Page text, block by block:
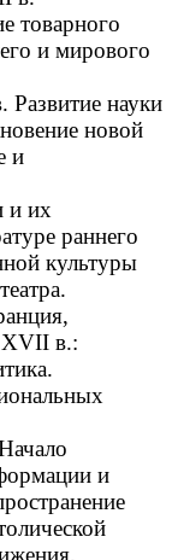
товарного
и мирового
науки
новой
и
и их
раннего
культуры
XVII в.:
и